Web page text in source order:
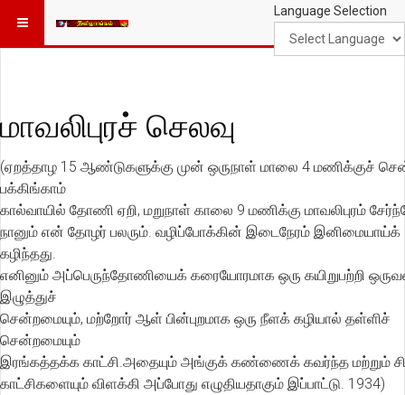
Language Selection
மாவலிபுரச் செலவு
(ஏறத்தாழ 15 ஆண்டுகளுக்கு முன் ஒருநாள் மாலை 4 மணிக்குச்
பக்கிங்காம்
கால்வாயில் தோணி ஏறி, மறுநாள் காலை 9 மணிக்கு மாவலிபுரம்
நானும் என் தோழர் பலரும். வழிப்போக்கின் இடைநேரம் இனிமையாய்க்
கழிந்தது.
எனினும் அப்பெருந்தோணியைக் கரையோரமாக ஒரு கயிறுபற்றி
இழுத்துச்
சென்றமையும், மற்றோர் ஆள் பின்புறமாக ஒரு நீளக் கழியால் தள்ளிச்
சென்றமையும்
இரங்கத்தக்க காட்சி.அதையும் அங்குக் கண்ணைக் கவர்ந்த மற்றும்
காட்சிகளையும் விளக்கி அப்போது எழுதியதாகும் இப்பாட்டு. 1934)